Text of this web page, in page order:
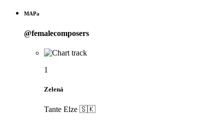
MAPa
@femalecomposers
1
Zelená
Tante Elze 🇸🇰